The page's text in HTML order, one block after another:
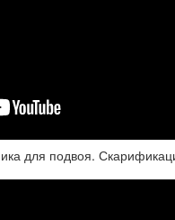
для подвоя.